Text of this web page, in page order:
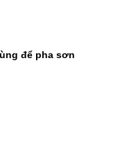
để pha sơn